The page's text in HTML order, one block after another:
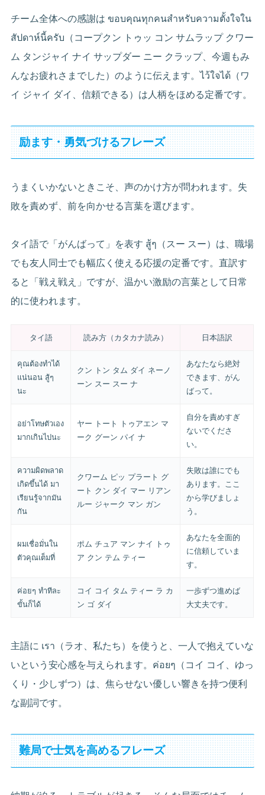
チーム全体への感謝は ขอบคุณทุกคนสำหรับความตั้งใจใน
สัปดาห์นี้ครับ（コープクン トゥッ コン サムラップ クワー
ム タンジャイ ナイ サップダー ニー クラップ、今週もみ
んなお疲れさまでした）のように伝えます。ไว้ใจได้（ワ
イ ジャイ ダイ、信頼できる）は人柄をほめる定番です。
励ます・勇気づけるフレーズ
うまくいかないときこそ、声のかけ方が問われます。失
敗を責めず、前を向かせる言葉を選びます。
タイ語で「がんばって」を表す สู้ๆ（スー スー）は、職場
でも友人同士でも幅広く使える応援の定番です。直訳す
ると「戦え戦え」ですが、温かい激励の言葉として日常
的に使われます。
タイ語 読み方（カタカナ読み） 日本語訳
คุณต้องทำได้
แน่นอน สู้ๆ
นะ
クン トン タム ダイ ネーノ
ーン スー スー ナ
あなたなら絶対
できます、がん
ばって。
อย่าโทษตัวเอง
มากเกินไปนะ
ヤー トート トゥアエン マ
ーク グーン パイ ナ
自分を責めすぎ
ないでくださ
い。
ความผิดพลาด
เกิดขึ้นได้ มา
เรียนรู้จากมัน
กัน
クワーム ピッ プラート グ
ート クン ダイ マー リアン
ルー ジャーク マン ガン
失敗は誰にでも
あります。ここ
から学びましょ
う。
ผมเชื่อมั่นใน
ตัวคุณเต็มที่
ポム チュア マン ナイ トゥ
ア クン テム ティー
あなたを全面的
に信頼していま
す。
ค่อยๆ ทำทีละ
ขั้นก็ได้
コイ コイ タム ティー ラ カ
ン ゴ ダイ
一歩ずつ進めば
大丈夫です。
主語に เรา（ラオ、私たち）を使うと、一人で抱えていな
いという安心感を与えられます。ค่อยๆ（コイ コイ、ゆっ
くり・少しずつ）は、焦らせない優しい響きを持つ便利
な副詞です。
難局で士気を高めるフレーズ